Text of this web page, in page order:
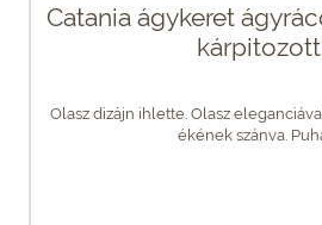
Catania ágykeret
Olasz dizájn ihlette. Olasz
ékének szánva. Puha